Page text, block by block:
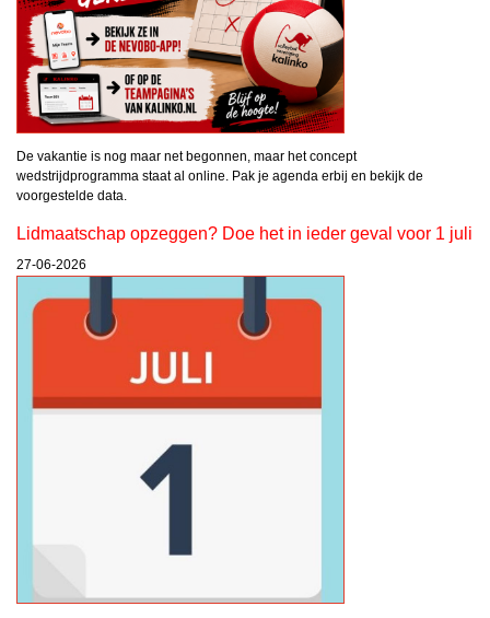
De vakantie is nog maar net begonnen, maar het concept
wedstrijdprogramma staat al online. Pak je agenda erbij en bekijk de
voorgestelde data.
Lidmaatschap opzeggen? Doe het in ieder geval voor 1 juli
27-06-2026